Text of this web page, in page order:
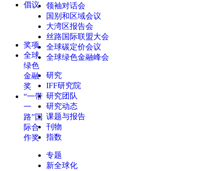
倡议
奖项
全球
绿色
金融
奖
“一带
一
路”国
际合
作奖
领袖对话会
国别和区域会议
大湾区报告会
丝路国际联盟大会
全球碳定价会议
全球绿色金融峰会
研究
IFF研究院
研究团队
研究动态
课题与报告
刊物
指数
专题
新全球化